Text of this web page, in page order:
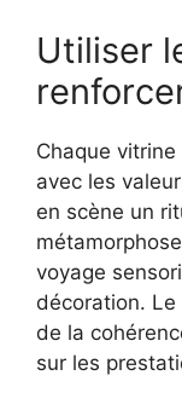
Utiliser
Chaque
avec les
en scène un
voyage
décoration.
de la
sur les